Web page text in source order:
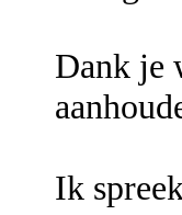
Dank je
Ik